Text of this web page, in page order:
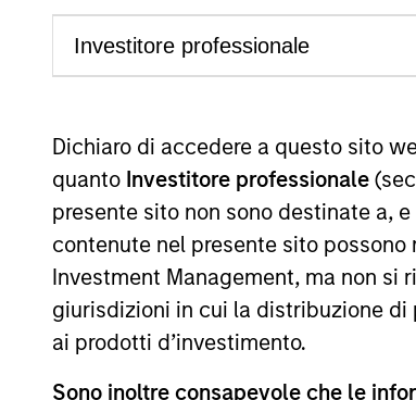
Dichiaro di accedere a questo sito
quanto Investitore professionale
presente sito non sono destinate a,
contenute nel presente sito
Investment Management, ma non si
giurisdizioni in cui la distribuzione
ai prodotti d’investimento.
Sono inoltre consapevole che le
La performance passata non è un indicatore
performance sono calcolati in base al valore
delle quote. Tutti i dati relativi alle
Fare clic sul nome del Comparto per
*Devise de référence du fonds